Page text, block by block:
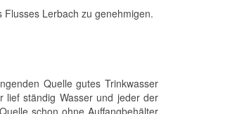
Lerbach zu genehmigen.
Quelle gutes Trinkwasser
lief ständig Wasser und jeder der
schon ohne Auffangbehälter